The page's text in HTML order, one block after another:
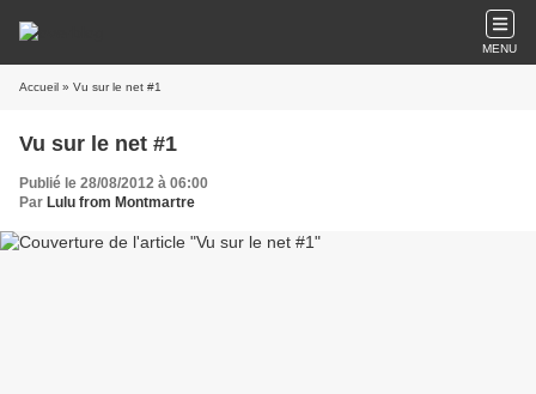
MENU
Accueil » Vu sur le net #1
Vu sur le net #1
Publié le 28/08/2012 à 06:00
Par Lulu from Montmartre